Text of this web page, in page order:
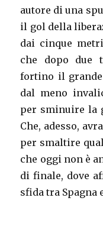
autore di una
il gol della
dai cinque
che dopo due
fortino il
dal meno
per sminuire la
Che, adesso,
per smaltire
che oggi non è
di finale, dove
sfida tra Spagna